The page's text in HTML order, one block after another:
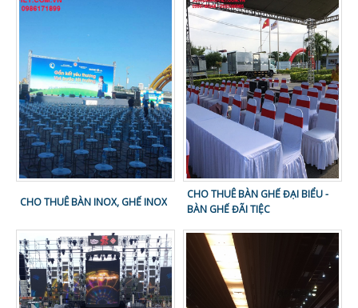
CHO THUÊ BÀN INOX, GHẾ INOX
CHO THUÊ BÀN GHẾ ĐẠI BIỂU -
BÀN GHẾ ĐÃI TIỆC